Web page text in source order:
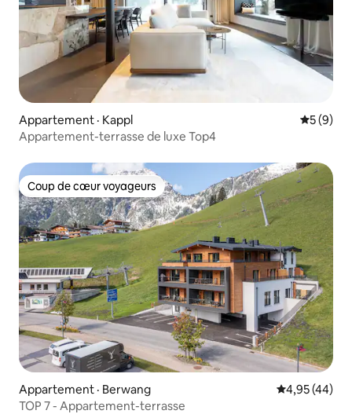
Appartement · Kappl Note
5 (9)
Appartement-terrasse de luxe Top4
Coup de cœur voyageurs
Coup de cœur voyageurs
Appartement · Berwang Note
4,95 (44)
TOP 7 - Appartement-terrasse